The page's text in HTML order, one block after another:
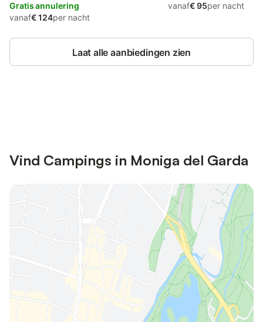
Zwembad
Gratis annulering
vanaf€ 124per nacht
vanaf€ 95per nacht
Laat alle aanbiedingen zien
Vind Campings in Moniga del Garda